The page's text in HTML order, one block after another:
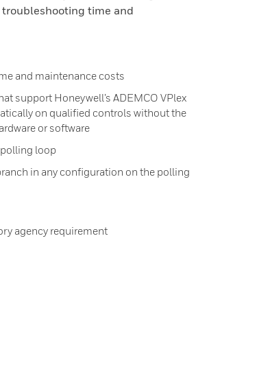
time and
and maintenance costs
support Honeywell’s ADEMCO VPlex
on qualified controls without the
or software
loop
in any configuration on the polling
agency requirement